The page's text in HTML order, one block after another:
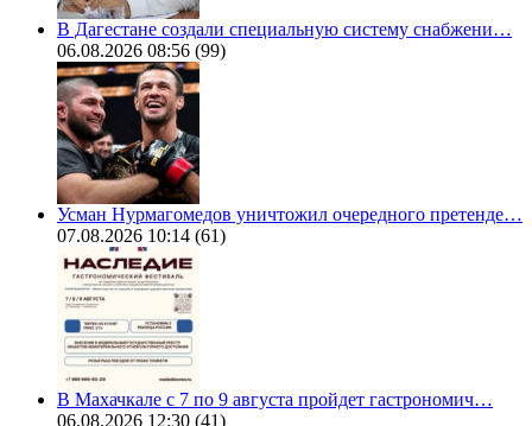
В Дагестане создали специальную систему снабжени…
06.08.2026 08:56 (99)
Усман Нурмагомедов уничтожил очередного претенде…
07.08.2026 10:14 (61)
В Махачкале с 7 по 9 августа пройдет гастрономич…
06.08.2026 12:30 (41)